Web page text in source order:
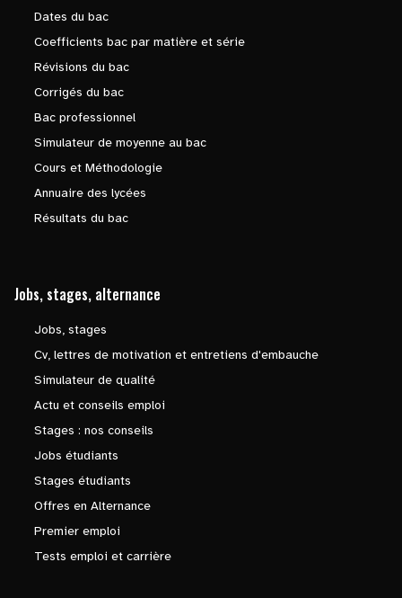
Dates du bac
Coefficients bac par matière et série
Révisions du bac
Corrigés du bac
Bac professionnel
Simulateur de moyenne au bac
Cours et Méthodologie
Annuaire des lycées
Résultats du bac
Jobs, stages, alternance
Jobs, stages
Cv, lettres de motivation et entretiens d'embauche
Simulateur de qualité
Actu et conseils emploi
Stages : nos conseils
Jobs étudiants
Stages étudiants
Offres en Alternance
Premier emploi
Tests emploi et carrière